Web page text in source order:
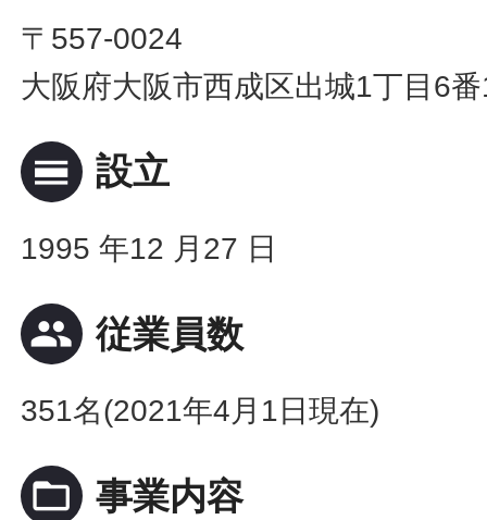
〒557-0024
大阪府大阪市西成区出城1丁目6
calendar_view_day 設立
1995 年12 月27 日
people 従業員数
351名(2021年4月1日現在)
folder_open 事業内容